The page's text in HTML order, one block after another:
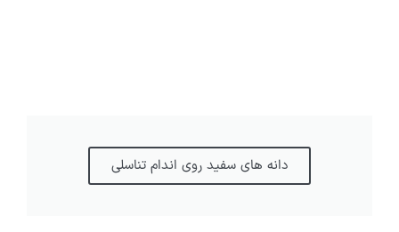
دانه های سفید روی اندام تناسلی